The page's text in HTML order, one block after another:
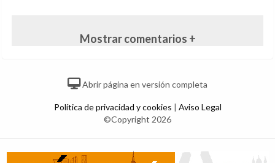
Mostrar comentarios +
Abrir página en versión completa
Política de privacidad y cookies | Aviso Legal
©Copyright 2026